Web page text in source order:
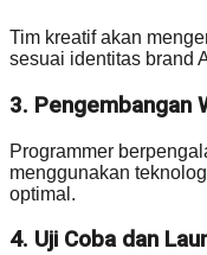
Tim kreatif akan
sesuai identitas brand
3. Pengembangan
Programmer
menggunakan
optimal.
4. Uji Coba dan